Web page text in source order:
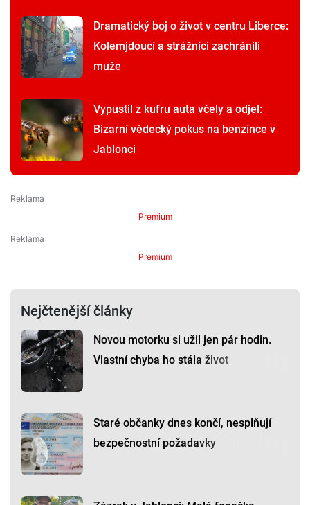
Dramatický boj o život v centru Liberce:
Kolemjdoucí a strážníci zachránili
muže
Vypustil z kufru auta včely a odjel:
Bizarní vědecký pokus na benzínce v
Jablonci
Premium
Premium
Nejčtenější články
Novou motorku si užil jen pár hodin.
Vlastní chyba ho stála život
Staré občanky dnes končí, nesplňují
bezpečnostní požadavky